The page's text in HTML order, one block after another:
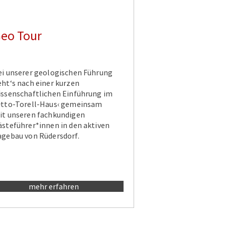
Tour
unserer geologischen Führung
nach einer kurzen
Einführung im
Torell-Haus‹ gemeinsam
unseren fachkundigen
in den aktiven
von Rüdersdorf.
mehr erfahren